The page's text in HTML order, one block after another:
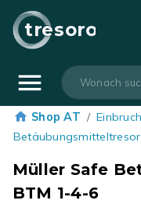
tresoro
Shop AT /
Müller Safe
BTM 1-4-6